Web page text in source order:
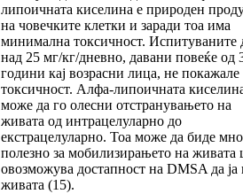
липоичната киселина е природен
на човечките клетки и заради тоа има
минимална токсичност. Испитуваните
над 25 мг/кг/дневно, давани повеќе од
години кај возрасни лица, не покажале
токсичност. Алфа-липоичната
може да го олесни отстранувањето на
живата од интрацелуларно до
екстрацелуларно. Тоа може да биде
полезно за мобилизирањето на живата
овозможува достапност на DMSA да ја
живата (15).